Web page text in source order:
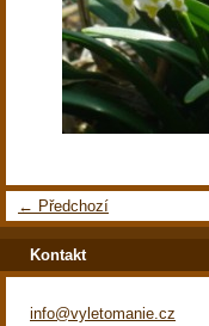
← Předchozí
Kontakt
info@vyletomanie.cz